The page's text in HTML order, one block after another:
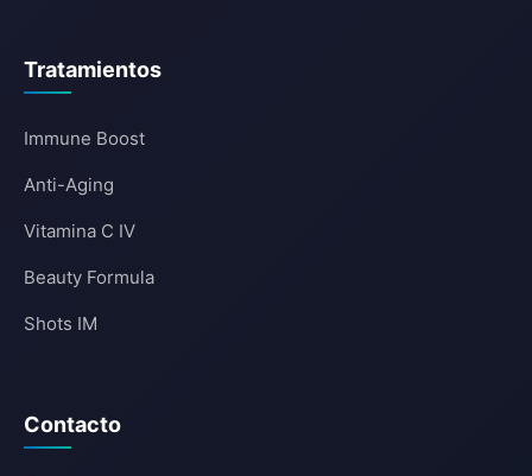
Tratamientos
Immune Boost
Anti-Aging
Vitamina C IV
Beauty Formula
Shots IM
Contacto